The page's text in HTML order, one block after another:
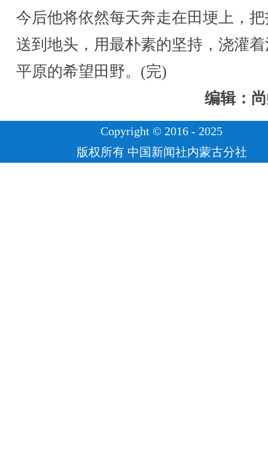
今后他将依然每天奔走在田埂上，
送到地头，用最朴素的坚持，浇灌
平原的希望田野。(完)
编辑：
Copyright © 2016 - 2025
版权所有 中国新闻社内蒙古分社